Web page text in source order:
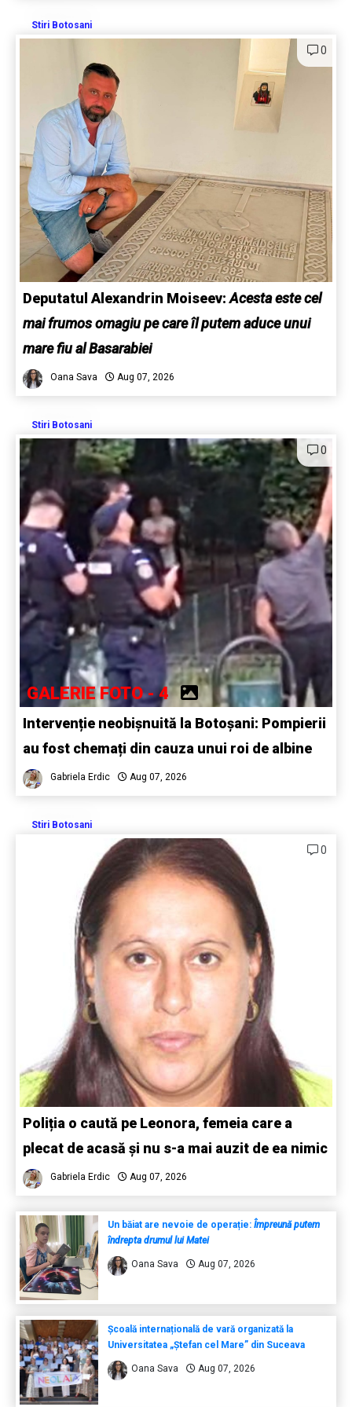
Stiri Botosani
0
Deputatul Alexandrin Moiseev:Acesta este cel
mai frumos omagiu pe care îl putem aduce unui
mare fiu al Basarabiei
Oana Sava Aug 07, 2026
Stiri Botosani
0
GALERIE FOTO - 4
Intervenție neobișnuită la Botoșani: Pompierii
au fost chemați din cauza unui roi de albine
Gabriela Erdic Aug 07, 2026
Stiri Botosani
0
Poliția o caută pe Leonora, femeia care a
plecat de acasă și nu s-a mai auzit de ea nimic
Gabriela Erdic Aug 07, 2026
Un băiat are nevoie de operație: Împreună putem
îndrepta drumul lui Matei
Oana Sava Aug 07, 2026
Școală internațională de vară organizată la
Universitatea „Ștefan cel Mare” din Suceava
Oana Sava Aug 07, 2026